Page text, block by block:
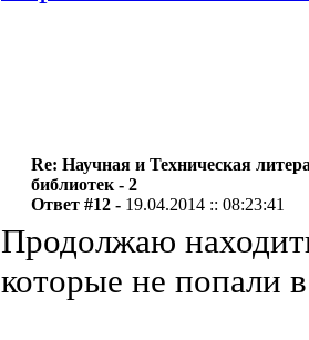
Re: Научная и Техническая
библиотек - 2
Ответ #12 - 19.04.2014 :: 08:23:41
Продолжаю
которые не попали